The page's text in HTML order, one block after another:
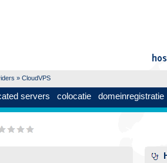
» CloudVPS
servers colocatie domeinregistratie